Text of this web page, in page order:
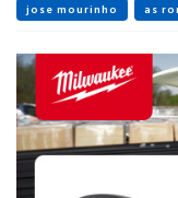
jose mourinho as